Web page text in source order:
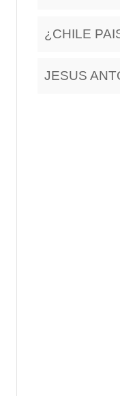
¿CHILE
JESUS